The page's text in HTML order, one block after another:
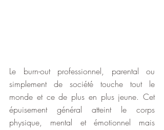
Le burn-out professionnel, parental ou
simplement de société touche tout le
monde et ce de plus en plus jeune. Cet
épuisement général atteint le corps
physique, mental et émotionnel mais